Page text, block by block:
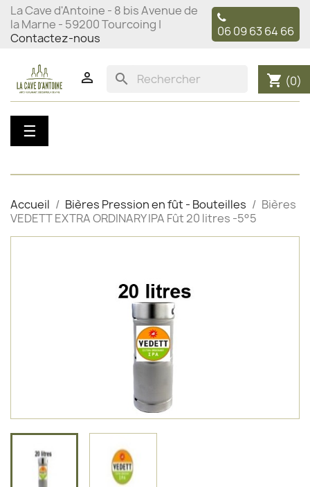
La Cave d'Antoine - 8 bis Avenue de
la Marne - 59200 Tourcoing |
Contactez-nous
06 09 63 64 66
 search shopping_cart (0)
Basculer
la
☰
Accueil Bières Pression en fût - Bouteilles
Bières
VEDETT EXTRA ORDINARY IPA Fût 20 litres -5°5